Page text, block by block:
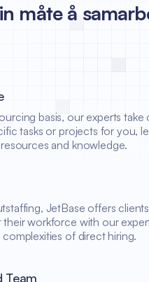
måte å
basis, our experts take
tasks or projects for you,
and knowledge.
JetBase offers
workforce with our
of direct hiring.
Team